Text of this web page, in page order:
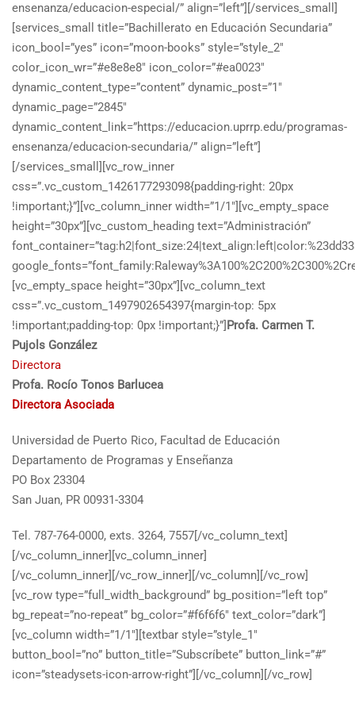
ensenanza/educacion-especial/” align=”left”][/services_small]
[services_small title=”Bachillerato en Educación Secundaria”
icon_bool=”yes” icon=”moon-books” style=”style_2″
color_icon_wr=”#e8e8e8″ icon_color=”#ea0023″
dynamic_content_type=”content” dynamic_post=”1″
dynamic_page=”2845″
dynamic_content_link=”https://educacion.uprrp.edu/programas-
ensenanza/educacion-secundaria/” align=”left”]
[/services_small][vc_row_inner
css=”.vc_custom_1426177293098{padding-right: 20px
!important;}”][vc_column_inner width=”1/1″][vc_empty_space
height=”30px”][vc_custom_heading text=”Administración”
[vc_empty_space height=”30px”][vc_column_text
css=”.vc_custom_1497902654397{margin-top: 5px
!important;padding-top: 0px !important;}”]Profa. Carmen T.
Pujols González
Directora
Profa. Rocío Tonos Barlucea
Directora Asociada
Universidad de Puerto Rico, Facultad de Educación
Departamento de Programas y Enseñanza
PO Box 23304
San Juan, PR 00931-3304
Tel. 787-764-0000, exts. 3264, 7557[/vc_column_text]
[/vc_column_inner][vc_column_inner]
[/vc_column_inner][/vc_row_inner][/vc_column][/vc_row]
[vc_row type=”full_width_background” bg_position=”left top”
bg_repeat=”no-repeat” bg_color=”#f6f6f6″ text_color=”dark”]
[vc_column width=”1/1″][textbar style=”style_1″
button_bool=”no” button_title=”Subscríbete” button_link=”#”
icon=”steadysets-icon-arrow-right”][/vc_column][/vc_row]